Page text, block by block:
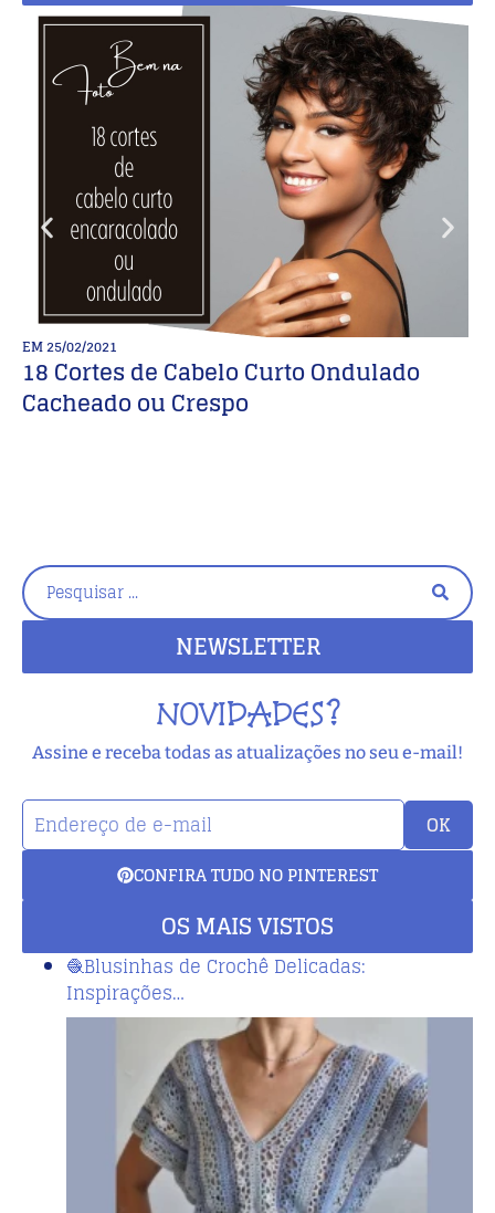
EM25/02/2021
18 Cortes de Cabelo Curto Ondulado
Cacheado ou Crespo
NEWSLETTER
NOVIDADES?
Assine e receba todas as atualizações no seu e-mail!
OK
CONFIRA TUDO NO PINTEREST
OS MAIS VISTOS
🧶Blusinhas de Crochê Delicadas:
Inspirações…